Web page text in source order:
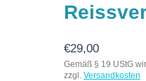
€29,00
Gemäß § 19 UStG
zzgl. Versandkosten